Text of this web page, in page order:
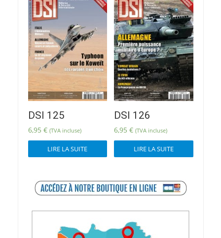
DSI 125
6,95 € (TVA incluse)
LIRE LA SUITE
DSI 126
6,95 € (TVA incluse)
LIRE LA SUITE